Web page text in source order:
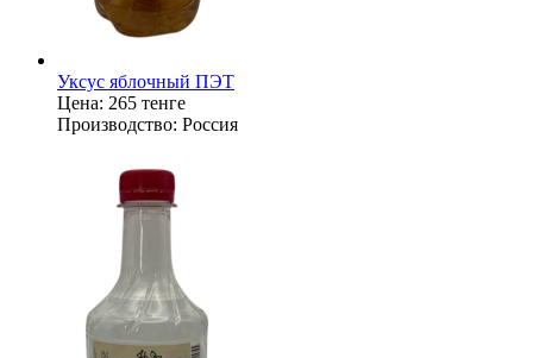
Уксус яблочный ПЭТ
Цена: 265 тенге
Производство: Россия